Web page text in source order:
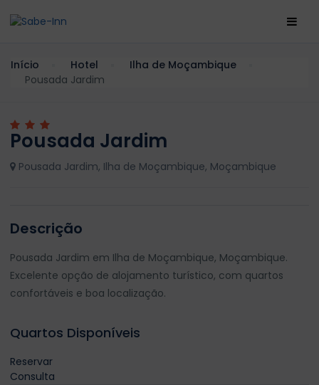
Início Hotel
Ilha de Moçambique
Pousada Jardim
Pousada Jardim
Pousada Jardim, Ilha de Moçambique, Moçambique
Descrição
Pousada Jardim em Ilha de Moçambique, Moçambique.
Excelente opção de alojamento turístico, com quartos
confortáveis e boa localização.
Quartos Disponíveis
Reservar
Consulta